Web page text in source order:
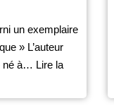
un exemplaire
» L’auteur
né à… Lire la